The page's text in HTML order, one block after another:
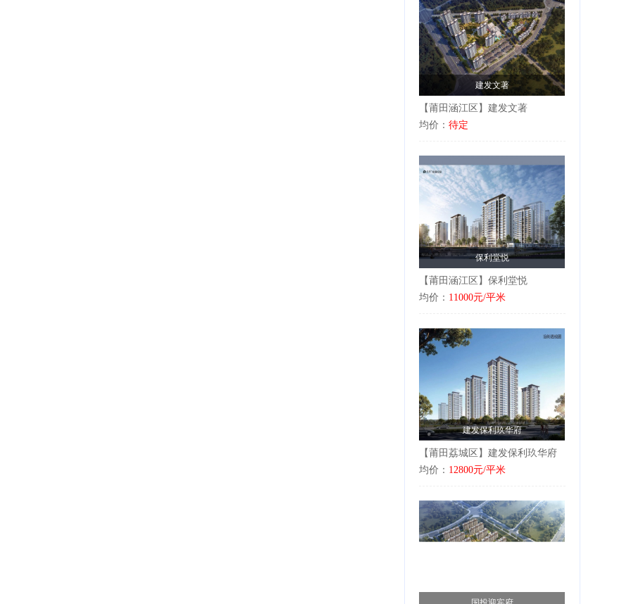
建发文著
【莆田涵江区】建发文著
均价： 待定
保利堂悦
【莆田涵江区】保利堂悦
均价： 11000元/平米
建发保利玖华府
【莆田荔城区】建发保利玖华府
均价： 12800元/平米